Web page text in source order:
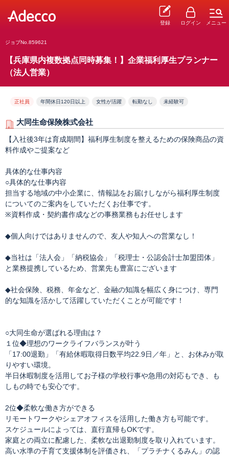
登録 ログイン メニュー
ジョブNo.859621
【兵庫県内複数拠点同時募集！】企業福利厚生プランナー
（法人営業）
正社員 年間休日120日以上 女性が活躍 転勤なし 未経験可
大同生命保険株式会社
【入社後3年は育成期間】福利厚生制度を整えるための保険商品の資
料作成やご提案など
具体的な仕事内容
○具体的な仕事内容
担当する地域の中小企業に、情報誌をお届けしながら福利厚生制度
についてのご案内をしていただくお仕事です。
※資料作成・契約書作成などの事務業務もお任せします
◆個人向けではありませんので、友人や知人への営業なし！
◆当社は「法人会」「納税協会」「税理士・公認会計士加盟団体」
と業務提携しているため、営業先も豊富にございます
◆社会保険、税務、年金など、金融の知識を幅広く身につけ、専門
的な知識を活かして活躍していただくことが可能です！
○大同生命が選ばれる理由は？
１位◆理想のワークライフバランスが叶う
「17:00退勤」「有給休暇取得日数平均22.9日／年」と、お休みが取
りやすい環境。
半日休暇制度を活用してお子様の学校行事や急用の対応もでき、も
しもの時でも安心です。
2位◆柔軟な働き方ができる
リモートワークやシェアオフィスを活用した働き方も可能です。
スケジュールによっては、直行直帰もOKです。
家庭との両立に配慮した、柔軟な出退勤制度を取り入れています。
高い水準の子育て支援体制を評価され、「プラチナくるみん」の認